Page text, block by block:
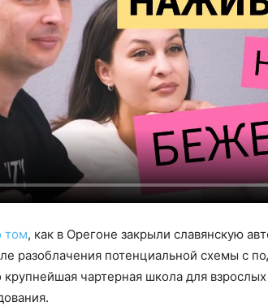
том, как в Орегоне закрыли славянскую
разоблачения потенциальной схемы с
чартерная школа для взрослых